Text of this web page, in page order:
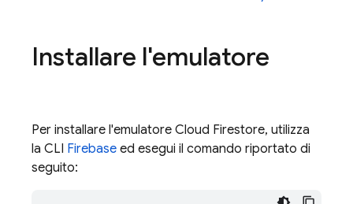
Installare l'emulatore
Per installare l'emulatore Cloud Firestore, utilizza
la CLI Firebase ed esegui il comando riportato di
seguito: